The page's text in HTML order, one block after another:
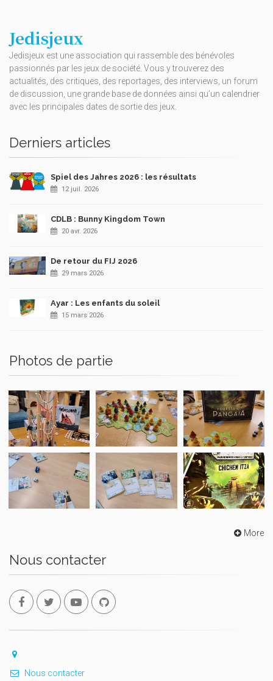
Jedisjeux
Jedisjeux est une association qui rassemble des bénévoles
passionnés par les jeux de société. Vous y trouverez des
actualités, des critiques, des reportages, des interviews, un forum
de discussion, une grande base de données ainsi qu’un calendrier
avec les principales dates de sortie des jeux.
Derniers articles
Spiel des Jahres 2026 : les résultats
12 juil. 2026
CDLB : Bunny Kingdom Town
20 avr. 2026
De retour du FIJ 2026
29 mars 2026
Ayar : Les enfants du soleil
15 mars 2026
Photos de partie
More
Nous contacter
Nous contacter